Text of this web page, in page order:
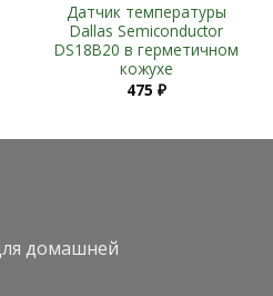
Датчик температуры
Dallas Semiconductor
DS18B20 в герметичном
кожухе
475 ₽
домашней